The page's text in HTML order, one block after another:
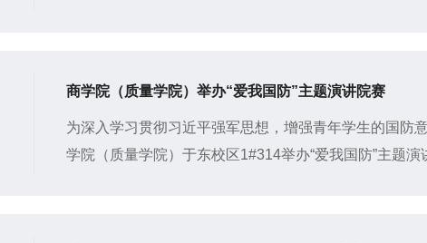
商学院（质量学院）举办“爱我国防”主题演讲院赛
为深入学习贯彻习近平强军思想，增强青年学生的国防
学院（质量学院）于东校区1#314举办“爱我国防”主题演